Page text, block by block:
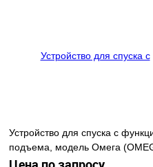
Устройство для спуска с
подъема, модель Омега
2 (длина стропа - 10 м – 200 м)